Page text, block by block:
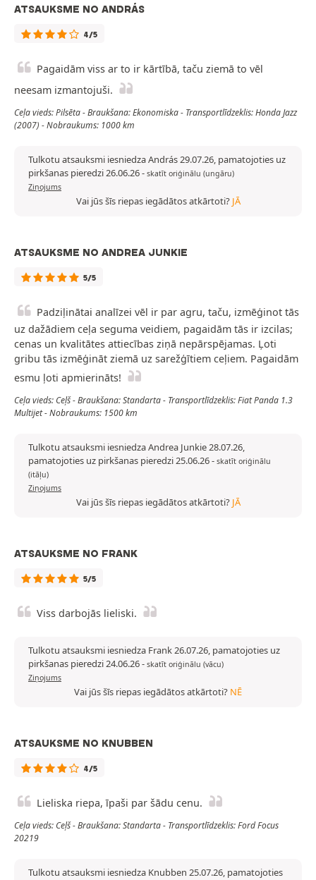
ATSAUKSME NO ANDRÁS
4/5
Pagaidām viss ar to ir kārtībā, taču ziemā to vēl
neesam izmantojuši.
Ceļa vieds: Pilsēta - Braukšana: Ekonomiska - Transportlīdzeklis: Honda Jazz
(2007) - Nobraukums: 1000 km
Tulkotu atsauksmi iesniedza András 29.07.26, pamatojoties uz
pirkšanas pieredzi 26.06.26- skatīt oriģinālu (ungāru)
Ziņojums
Vai jūs šīs riepas iegādātos atkārtoti? JĀ
ATSAUKSME NO ANDREA JUNKIE
5/5
Padziļinātai analīzei vēl ir par agru, taču, izmēģinot tās
uz dažādiem ceļa seguma veidiem, pagaidām tās ir izcilas;
cenas un kvalitātes attiecības ziņā nepārspējamas. Ļoti
gribu tās izmēģināt ziemā uz sarežģītiem ceļiem. Pagaidām
esmu ļoti apmierināts!
Ceļa vieds: Ceļš - Braukšana: Standarta - Transportlīdzeklis: Fiat Panda 1.3
Multijet - Nobraukums: 1500 km
Tulkotu atsauksmi iesniedza Andrea Junkie 28.07.26,
pamatojoties uz pirkšanas pieredzi 25.06.26- skatīt oriģinālu
(itāļu)
Ziņojums
Vai jūs šīs riepas iegādātos atkārtoti? JĀ
ATSAUKSME NO FRANK
5/5
Viss darbojās lieliski.
Tulkotu atsauksmi iesniedza Frank 26.07.26, pamatojoties uz
pirkšanas pieredzi 24.06.26- skatīt oriģinālu (vācu)
Ziņojums
Vai jūs šīs riepas iegādātos atkārtoti? NĒ
ATSAUKSME NO KNUBBEN
4/5
Lieliska riepa, īpaši par šādu cenu.
Ceļa vieds: Ceļš - Braukšana: Standarta - Transportlīdzeklis: Ford Focus
20219
Tulkotu atsauksmi iesniedza Knubben 25.07.26, pamatojoties